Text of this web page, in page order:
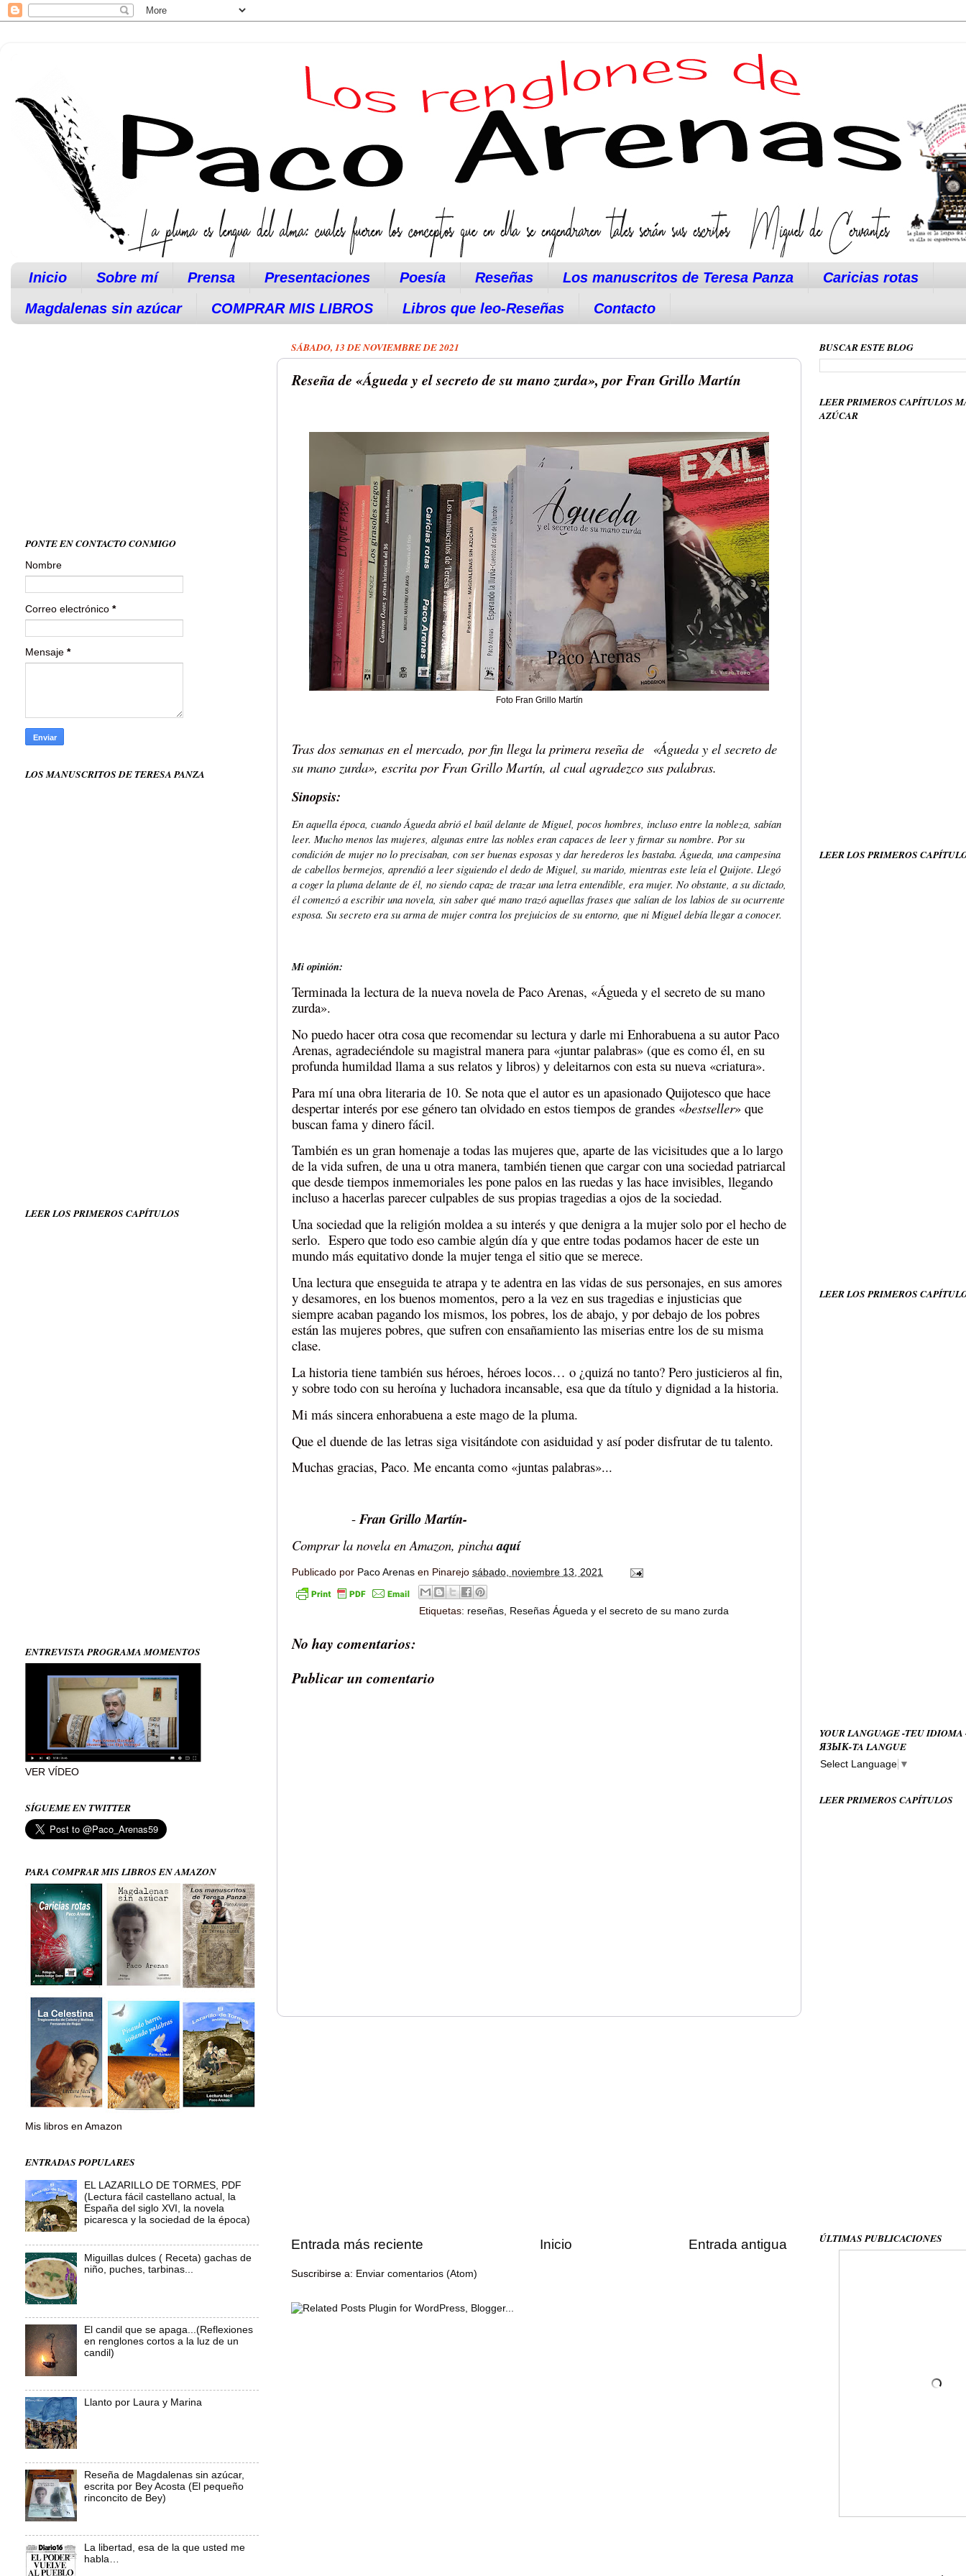
Inicio Sobre mí Prensa Presentaciones Poesía Reseñas Los manuscritos de Teresa Panza
Caricias rotas
Magdalenas sin azúcar
COMPRAR MIS LIBROS Libros que leo-Reseñas Contacto
SÁBADO, 13 DE NOVIEMBRE DE 2021
Reseña de «Águeda y el secreto de su mano zurda», por Fran Grillo Martín
Foto Fran Grillo Martín
Tras dos semanas en el mercado, por fin llega la primera reseña de «Águeda y el secreto de
su mano zurda», escrita por Fran Grillo Martín, al cual agradezco sus palabras.
Sinopsis:
En aquella época, cuando Águeda abrió el baúl delante de Miguel, pocos hombres, incluso entre la nobleza, sabían
leer. Mucho menos las mujeres, algunas entre las nobles eran capaces de leer y firmar su nombre. Por su
condición de mujer no lo precisaban, con ser buenas esposas y dar herederos les bastaba. Águeda, una campesina
de cabellos bermejos, aprendió a leer siguiendo el dedo de Miguel, su marido, mientras este leía el Quijote. Llegó
a coger la pluma delante de él, no siendo capaz de trazar una letra entendible, era mujer. No obstante, a su dictado,
él comenzó a escribir una novela, sin saber qué mano trazó aquellas frases que salían de los labios de su ocurrente
esposa. Su secreto era su arma de mujer contra los prejuicios de su entorno, que ni Miguel debía llegar a conocer.
Mi opinión:
Terminada la lectura de la nueva novela de Paco Arenas, «Águeda y el secreto de su mano
zurda».
No puedo hacer otra cosa que recomendar su lectura y darle mi Enhorabuena a su autor Paco
Arenas, agradeciéndole su magistral manera para «juntar palabras» (que es como él, en su
profunda humildad llama a sus relatos y libros) y deleitarnos con esta su nueva «criatura».
Para mí una obra literaria de 10. Se nota que el autor es un apasionado Quijotesco que hace
despertar interés por ese género tan olvidado en estos tiempos de grandes «bestseller» que
buscan fama y dinero fácil.
También es un gran homenaje a todas las mujeres que, aparte de las vicisitudes que a lo largo
de la vida sufren, de una u otra manera, también tienen que cargar con una sociedad patriarcal
que desde tiempos inmemoriales les pone palos en las ruedas y las hace invisibles, llegando
incluso a hacerlas parecer culpables de sus propias tragedias a ojos de la sociedad.
Una sociedad que la religión moldea a su interés y que denigra a la mujer solo por el hecho de
serlo. Espero que todo eso cambie algún día y que entre todas podamos hacer de este un
mundo más equitativo donde la mujer tenga el sitio que se merece.
Una lectura que enseguida te atrapa y te adentra en las vidas de sus personajes, en sus amores
y desamores, en los buenos momentos, pero a la vez en sus tragedias e injusticias que
siempre acaban pagando los mismos, los pobres, los de abajo, y por debajo de los pobres
están las mujeres pobres, que sufren con ensañamiento las miserias entre los de su misma
clase.
La historia tiene también sus héroes, héroes locos… o ¿quizá no tanto? Pero justicieros al fin,
y sobre todo con su heroína y luchadora incansable, esa que da título y dignidad a la historia.
Mi más sincera enhorabuena a este mago de la pluma.
Que el duende de las letras siga visitándote con asiduidad y así poder disfrutar de tu talento.
Muchas gracias, Paco. Me encanta como «juntas palabras»...
-Fran Grillo Martín-
Comprar la novela en Amazon, pinchaaquí
Publicado por Paco Arenas en Pinarejo sábado, noviembre 13, 2021
Etiquetas: reseñas, Reseñas Águeda y el secreto de su mano zurda
No hay comentarios:
Publicar un comentario
Entrada más reciente Entrada antigua
Inicio
Suscribirse a: Enviar comentarios (Atom)
PONTE EN CONTACTO CONMIGO
Nombre
Correo electrónico *
Mensaje *
LOS MANUSCRITOS DE TERESA PANZA
LEER LOS PRIMEROS CAPÍTULOS
ENTREVISTA PROGRAMA MOMENTOS
VER VÍDEO
SÍGUEME EN TWITTER
PARA COMPRAR MIS LIBROS EN AMAZON
Mis libros en Amazon
ENTRADAS POPULARES
EL LAZARILLO DE TORMES, PDF
(Lectura fácil castellano actual, la
España del siglo XVI, la novela
picaresca y la sociedad de la época)
Miguillas dulces ( Receta) gachas de
niño, puches, tarbinas...
El candil que se apaga...(Reflexiones
en renglones cortos a la luz de un
candil)
Llanto por Laura y Marina
Reseña de Magdalenas sin azúcar,
escrita por Bey Acosta (El pequeño
rinconcito de Bey)
La libertad, esa de la que usted me
habla…
BUSCAR ESTE BLOG
LEER PRIMEROS CAPÍTULOS
AZÚCAR
LEER LOS PRIMEROS
LEER LOS PRIMEROS
YOUR LANGUAGE -TEU
ЯЗЫК-TA LANGUE
Select Language ▼
LEER PRIMEROS CAPÍTULOS
ÚLTIMAS PUBLICACIONES